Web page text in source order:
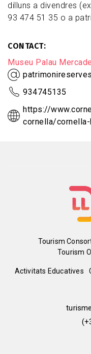
dilluns a divendres
93 474 51 35 o a
CONTACT
Museu Palau
934745135
https://
cornella/cornella-
Menú
del
Tourism
Tourism
Peu
Activitats Educatives